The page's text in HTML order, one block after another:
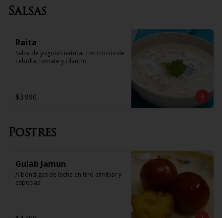
Salsas
Raita
Salsa de yogourt natural con trozos de
cebolla, tomate y cilantro
$3.990
Postres
Gulab Jamun
Albóndigas de leche en fino almibar y
especias